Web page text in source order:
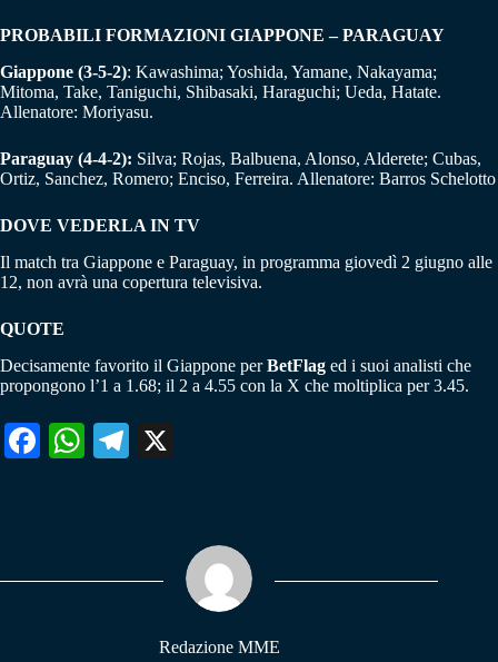
PROBABILI FORMAZIONI GIAPPONE – PARAGUAY
Giappone (3-5-2): Kawashima; Yoshida, Yamane, Nakayama;
Mitoma, Take, Taniguchi, Shibasaki, Haraguchi; Ueda, Hatate.
Allenatore: Moriyasu.
Paraguay (4-4-2): Silva; Rojas, Balbuena, Alonso, Alderete; Cubas,
Ortiz, Sanchez, Romero; Enciso, Ferreira. Allenatore: Barros Schelotto
DOVE VEDERLA IN TV
Il match tra Giappone e Paraguay, in programma giovedì 2 giugno alle
12, non avrà una copertura televisiva.
QUOTE
Decisamente favorito il Giappone perBetFlag ed i suoi analisti che
propongono l’1 a 1.68; il 2 a 4.55 con la X che moltiplica per 3.45.
Fa W
pp
Te
m
Redazione MME